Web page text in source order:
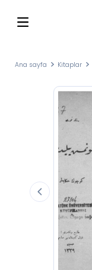
Ana sayfa Kitaplar